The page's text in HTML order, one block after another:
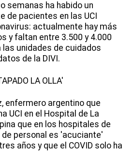
semanas ha habido un
de pacientes en las UCI
actualmente hay más
y faltan entre 3.500 y 4.000
unidades de cuidados
de la DIVI.
LA OLLA'
enfermero argentino que
UCI en el Hospital de La
que en los hospitales de
personal es 'acuciante'
años y que el COVID solo ha